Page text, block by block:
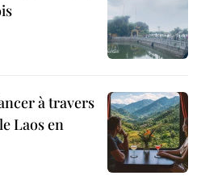
à travers
Laos en